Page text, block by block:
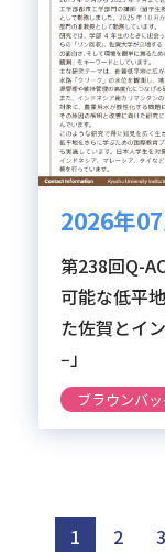
2026年
第238回Q-
可能な低平
た佐賀とイ
‒」
ブラウンバ
1 2 3